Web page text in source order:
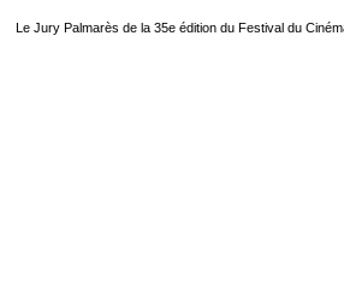
Le Jury Palmarès de la 35e édition du Festival du